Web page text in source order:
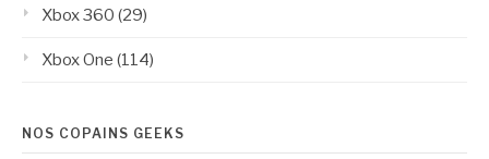
Xbox 360 (29)
Xbox One (114)
NOS COPAINS GEEKS